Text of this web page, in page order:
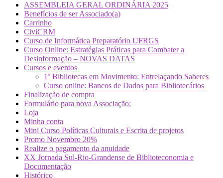
ASSEMBLEIA GERAL ORDINÁRIA 2025
Benefícios de ser Associado(a)
Carrinho
CiviCRM
Curso de Informática Preparatório UFRGS
Curso Online: Estratégias Práticas para Combater a
Desinformação – NOVAS DATAS
Cursos e eventos
1º Bibliotecas em Movimento: Entrelaçando Saberes
Curso online: Bancos de Dados para Bibliotecários
Finalização de compra
Formulário para nova Associação:
Loja
Minha conta
Mini Curso Políticas Culturais e Escrita de projetos
Promo Novembro 20%
Realize o pagamento da anuidade
XX Jornada Sul-Rio-Grandense de Biblioteconomia e
Documentação
Histórico